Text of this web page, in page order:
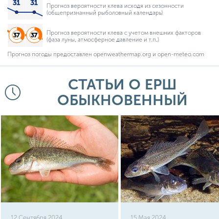
Прогноз вероятности клева исходя из сезонности
(общепризнанный рыболовный календарь)
Прогноз вероятности клева с учетом внешних факторов
(фаза луны, атмосферное давление и т.п.)
Прогноз погоды предоставлен openweathermap.org и open-meteo.com
СТАТЬИ О ЕРШ
ОБЫКНОВЕННЫЙ